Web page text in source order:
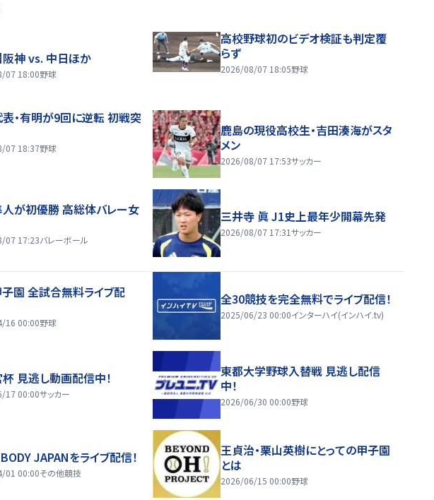
阪神 vs. 中日ほか
07 18:00野球
高校野球初のビデオ検証も判定覆
らず
2026/08/07 18:05野球
・有明が9回に逆転 初戦突
07 18:37野球
鹿島の現役高校生・吉田湊海がスタ
メン
2026/08/07 17:53サッカー
が初優勝 高総体バレー女
07 17:23バレーボール
三井寺 眞 J1史上最年少開幕先発
2026/08/07 17:31サッカー
園 全試合無料ライブ配
16 00:00野球
全30競技を完全無料でライブ配信！
2025/06/23 00:00インターハイ(インハイ.tv)
見逃し動画配信中！
17 00:00サッカー
東都大学野球入替戦 見逃し配信
中！
2026/06/30 00:00野球
JAPANをライブ配信！
01 00:00その他競技
王貞治・栗山英樹にとっての甲子園
とは
2026/06/15 00:00野球